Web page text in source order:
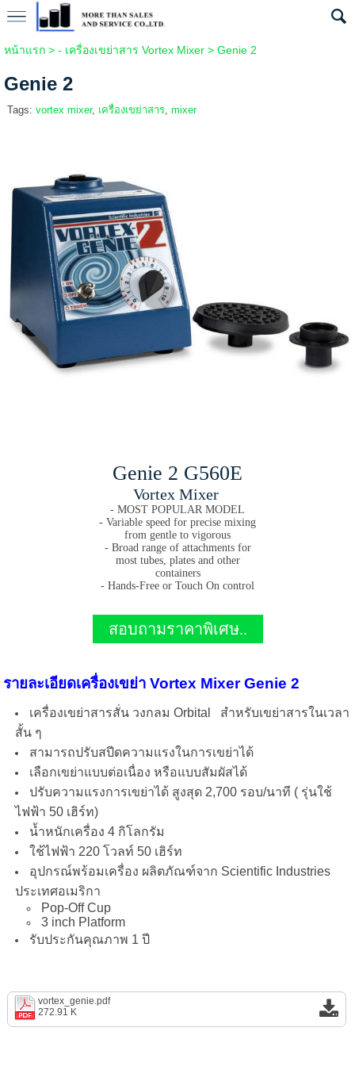
หน้าแรก> - เครื่องเขย่าสาร Vortex Mixer> Genie 2
Genie 2
Tags: vortex mixer, เครื่องเขย่าสาร, mixer
Genie 2 G560E
Vortex Mixer
- MOST POPULAR MODEL
- Variable speed for precise mixing
from gentle to vigorous
- Broad range of attachments for
most tubes, plates and other
containers
- Hands-Free or Touch On control
สอบถามราคาพิเศษ..
รายละเอียดเครื่องเขย่า Vortex Mixer Genie 2
เครื่องเขย่าสารสั่น วงกลม Orbital สำหรับเขย่าสารในเวลา
สั้น ๆ
สามารถปรับสปีดความแรงในการเขย่าได้
เลือกเขย่าแบบต่อเนื่อง หรือแบบสัมผัสได้
ปรับความแรงการเขย่าได้ สูงสุด 2,700 รอบ/นาที ( รุ่นใช้
ไฟฟ้า 50 เฮิร์ท)
น้ำหนักเครื่อง 4 กิโลกรัม
ใช้ไฟฟ้า 220 โวลท์ 50 เฮิร์ท
อุปกรณ์พร้อมเครื่อง ผลิตภัณฑ์จาก Scientific Industries
ประเทศอเมริกา
Pop-Off Cup
3 inch Platform
รับประกันคุณภาพ 1 ปี
vortex_genie.pdf
272.91 K